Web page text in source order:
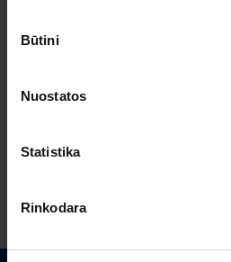
pasirinkimas
Būtini
Nuostatos
Statistika
Rinkodara
min
ilgaamžiškumas ir